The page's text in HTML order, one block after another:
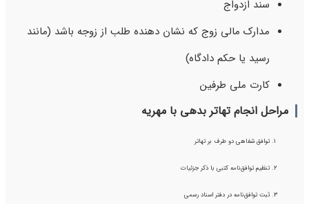
سند ازدواج
مدارک مالی زوج که نشان‌ دهنده طلب از زوجه باشد (مانند
رسید یا حکم دادگاه)
کارت ملی طرفین
مراحل انجام تهاتر بدهی با مهریه
توافق شفاهی دو طرف بر تهاتر
تنظیم توافق‌نامه کتبی با ذکر جزئیات
ثبت توافق‌نامه در دفتر اسناد رسمی